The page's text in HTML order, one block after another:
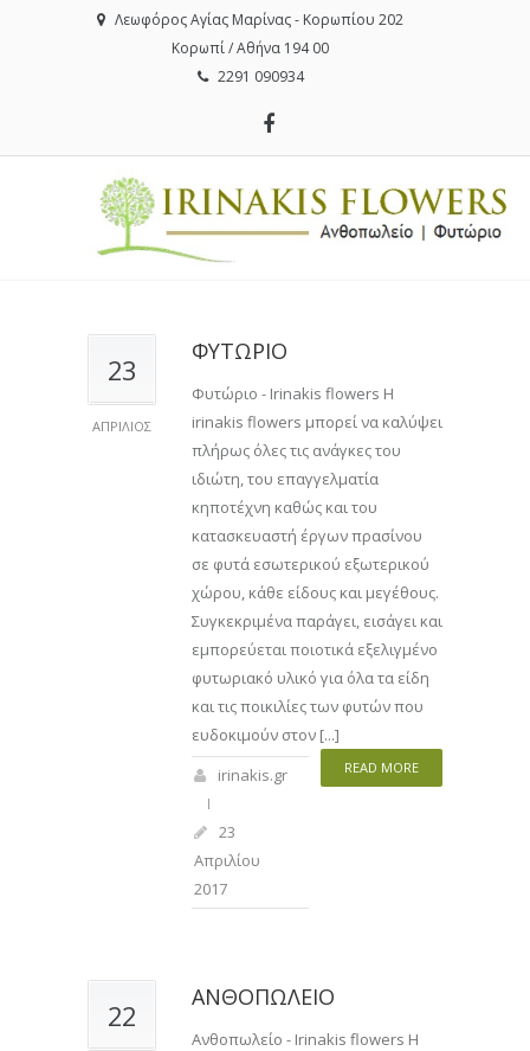
Λεωφόρος Αγίας Μαρίνας - Κορωπίου 202
Κορωπί / Αθήνα 194 00
2291 090934
23
ΑΠΡΊΛΙΟΣ
ΦΥΤΩΡΙΟ
Φυτώριο - Irinakis flowers Η
irinakis flowers μπορεί να καλύψει
πλήρως όλες τις ανάγκες του
ιδιώτη, του επαγγελματία
κηποτέχνη καθώς και του
κατασκευαστή έργων πρασίνου
σε φυτά εσωτερικού εξωτερικού
χώρου, κάθε είδους και μεγέθους.
Συγκεκριμένα παράγει, εισάγει και
εμπορεύεται ποιοτικά εξελιγμένο
φυτωριακό υλικό για όλα τα είδη
και τις ποικιλίες των φυτών που
ευδοκιμούν στον [...]
READ MORE
irinakis.gr
23
Απριλίου
2017
22
ΑΝΘΟΠΩΛΕΙΟ
Ανθοπωλείο - Irinakis flowers Η